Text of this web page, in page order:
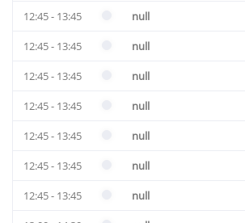
12:45 - 13:45 null
12:45 - 13:45 null
12:45 - 13:45 null
12:45 - 13:45 null
12:45 - 13:45 null
12:45 - 13:45 null
12:45 - 13:45 null